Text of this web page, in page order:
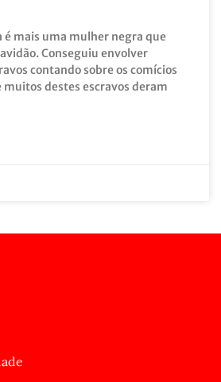
é mais uma mulher negra que
Conseguiu envolver
contando sobre os comícios
muitos destes escravos deram